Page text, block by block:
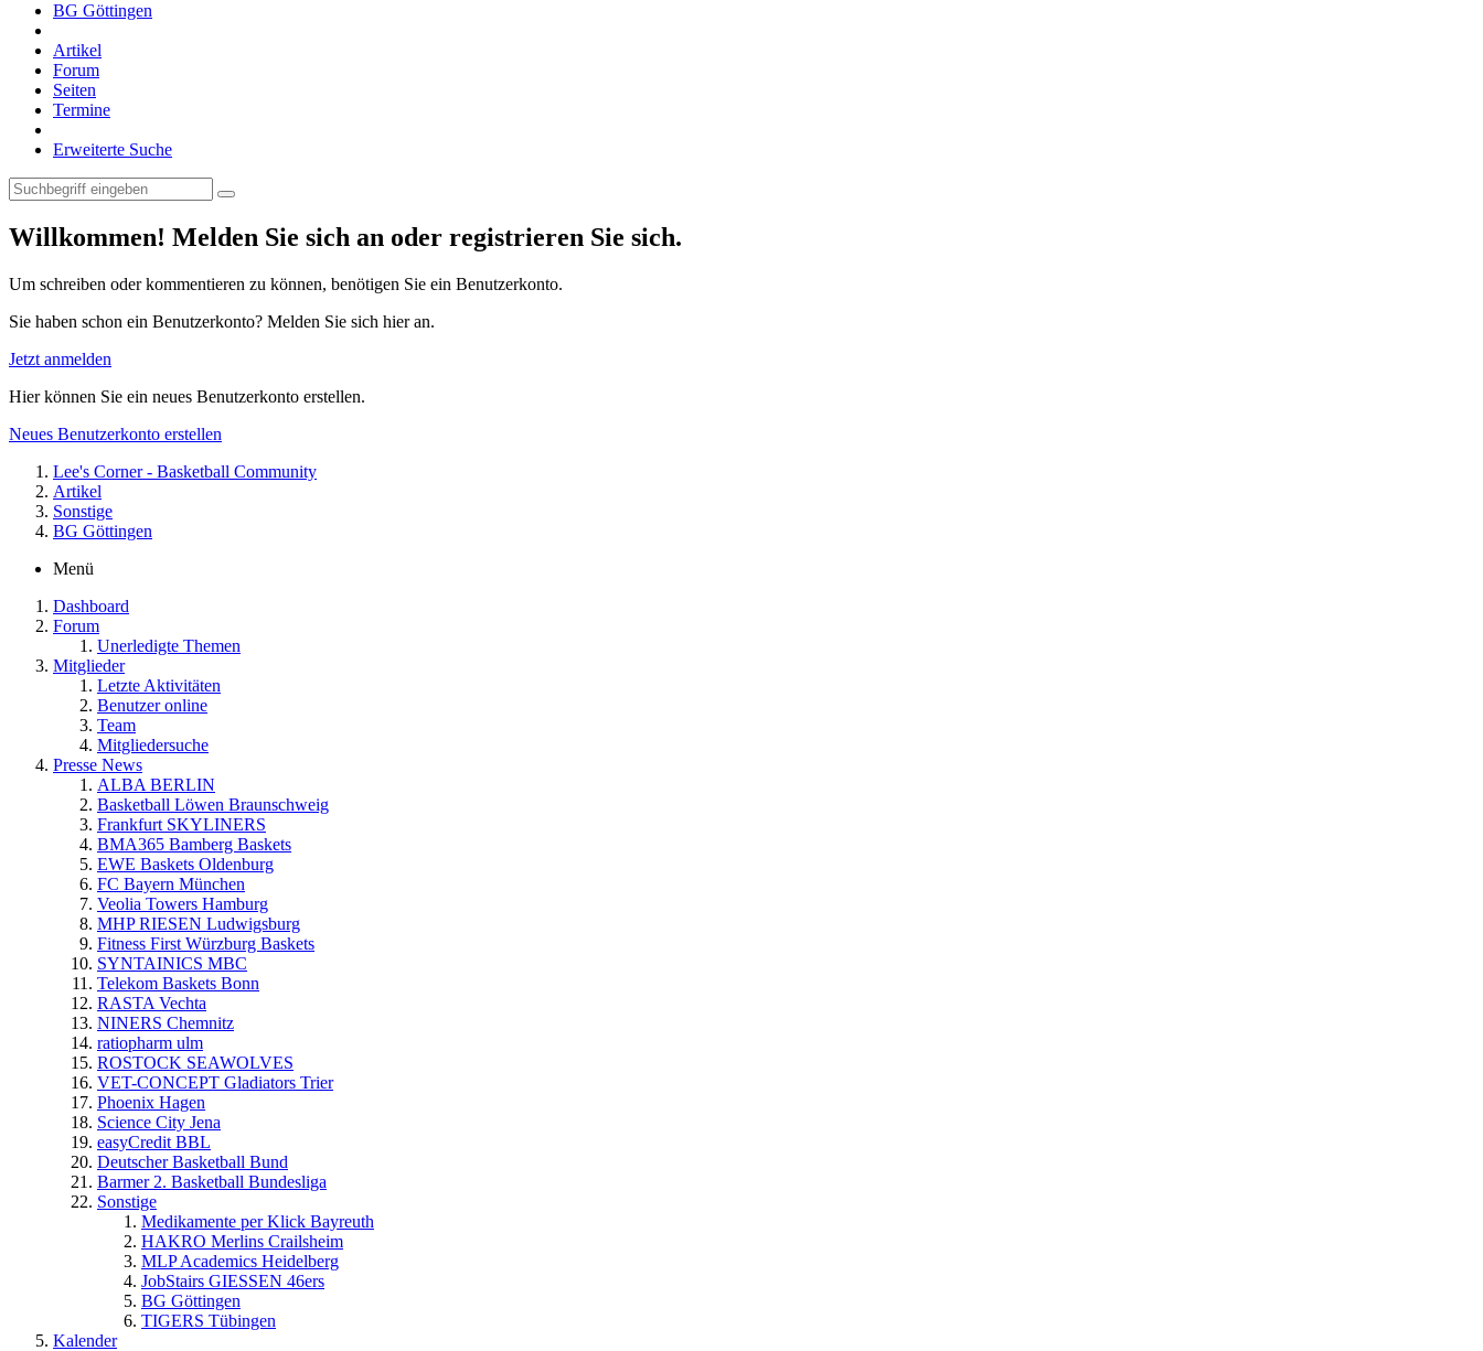
BG Göttingen
Artikel
Forum
Seiten
Termine
Erweiterte Suche
Willkommen! Melden Sie sich an oder registrieren Sie sich.
Um schreiben oder kommentieren zu können, benötigen Sie ein Benutzerkonto.
Sie haben schon ein Benutzerkonto? Melden Sie sich hier an.
Jetzt anmelden
Hier können Sie ein neues Benutzerkonto erstellen.
Neues Benutzerkonto erstellen
Lee's Corner - Basketball Community
Artikel
Sonstige
BG Göttingen
Menü
Dashboard
Forum
Unerledigte Themen
Mitglieder
Letzte Aktivitäten
Benutzer online
Team
Mitgliedersuche
Presse News
ALBA BERLIN
Basketball Löwen Braunschweig
Frankfurt SKYLINERS
BMA365 Bamberg Baskets
EWE Baskets Oldenburg
FC Bayern München
Veolia Towers Hamburg
MHP RIESEN Ludwigsburg
Fitness First Würzburg Baskets
SYNTAINICS MBC
Telekom Baskets Bonn
RASTA Vechta
NINERS Chemnitz
ratiopharm ulm
ROSTOCK SEAWOLVES
VET-CONCEPT Gladiators Trier
Phoenix Hagen
Science City Jena
easyCredit BBL
Deutscher Basketball Bund
Barmer 2. Basketball Bundesliga
Sonstige
Medikamente per Klick Bayreuth
HAKRO Merlins Crailsheim
MLP Academics Heidelberg
JobStairs GIESSEN 46ers
BG Göttingen
TIGERS Tübingen
Kalender